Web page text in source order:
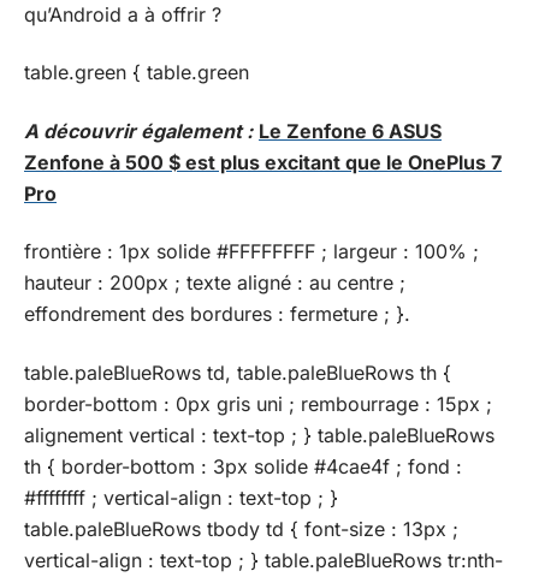
qu’Android a à offrir ?
table.green { table.green
A découvrir également : Le Zenfone 6 ASUS
Zenfone à 500 $ est plus excitant que le OnePlus 7
Pro
frontière : 1px solide #FFFFFFFF ; largeur : 100% ;
hauteur : 200px ; texte aligné : au centre ;
effondrement des bordures : fermeture ; }.
table.paleBlueRows td, table.paleBlueRows th {
border-bottom : 0px gris uni ; rembourrage : 15px ;
alignement vertical : text-top ; } table.paleBlueRows
th { border-bottom : 3px solide #4cae4f ; fond :
#ffffffff ; vertical-align : text-top ; }
table.paleBlueRows tbody td { font-size : 13px ;
vertical-align : text-top ; } table.paleBlueRows tr:nth-